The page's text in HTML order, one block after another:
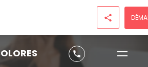
phone
share